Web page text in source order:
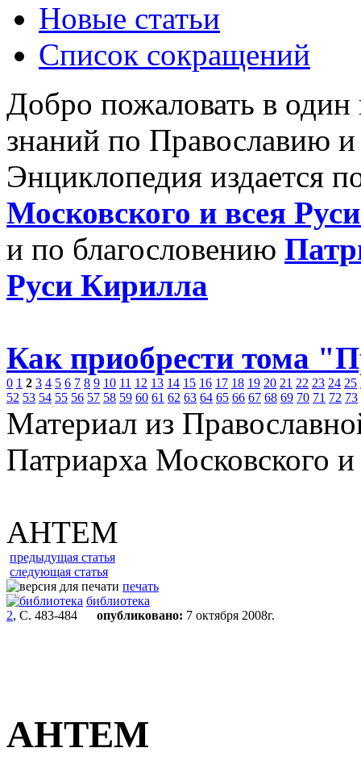
Новые статьи
Список сокращений
Добро пожаловать в
знаний по Православию
Энциклопедия издается
Московского и всея
и по благословению
Руси Кирилла
Как приобрести тома
0 1 2 3 4 5 6 7 8 9 10 11 12 13 14 15 16 17 18 19 20 21 22 23 24 25
52 53 54 55 56 57 58 59 60 61 62 63 64 65 66 67 68 69 70 71 72 73
Материал из
Патриарха Московского
АНТЕМ
предыдущая статья
следующая статья
печать
библиотека
2, С. 483-484 опубликовано: 7 октября 2008г.
АНТЕМ